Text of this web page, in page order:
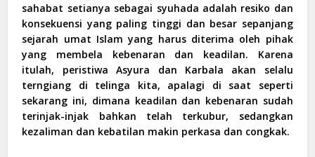
sahabat setianya sebagai syuhada adalah resiko dan
konsekuensi yang paling tinggi dan besar sepanjang
sejarah umat Islam yang harus diterima oleh pihak
yang membela kebenaran dan keadilan. Karena
itulah, peristiwa Asyura dan Karbala akan selalu
terngiang di telinga kita, apalagi di saat seperti
sekarang ini, dimana keadilan dan kebenaran sudah
terinjak-injak bahkan telah terkubur, sedangkan
kezaliman dan kebatilan makin perkasa dan congkak.